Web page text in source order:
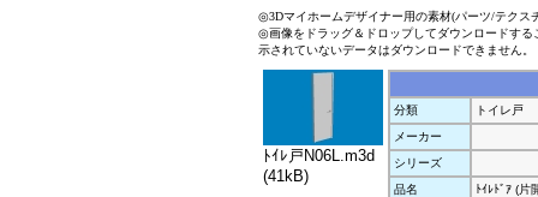
◎3Dマイホームデザイナー用の素材(パーツ/テクス
◎画像をドラッグ＆ドロップしてダウンロードす
示されていないデータはダウンロードできません。
ﾄｲﾚ戸N06L.m3d
(41kB)
分類
トイレ戸
メーカー
シリーズ
品名
ﾄｲﾚﾄﾞｱ (片